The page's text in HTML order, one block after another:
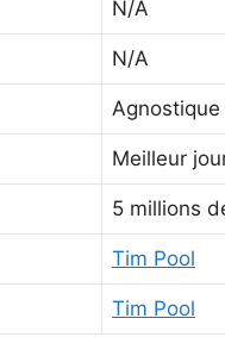
N/A
N/A
Agnostique
Meilleur
5 millions
Tim Pool
Tim Pool